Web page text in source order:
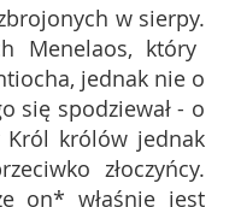
w sierpy.
Menelaos, który
jednak nie o
się spodziewał - o
Król królów jednak
złoczyńcy.
on* właśnie jest